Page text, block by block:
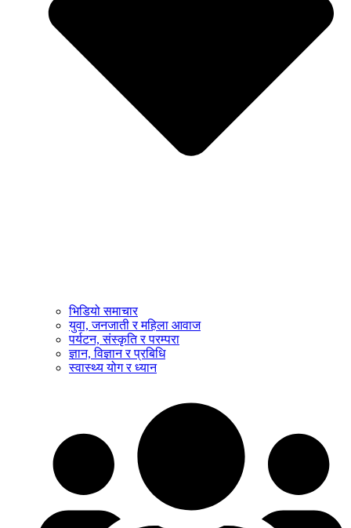
भिडियो समाचार
युवा, जनजाती र महिला आवाज
पर्यटन, संस्कृति र परम्परा
ज्ञान, विज्ञान र प्रबिधि
स्वास्थ्य योग र ध्यान